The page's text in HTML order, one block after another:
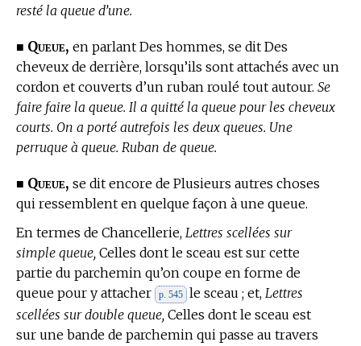
resté la queue d’une.
■ Queue, en parlant Des hommes, se dit Des
cheveux de derrière, lorsqu’ils sont attachés avec un
cordon et couverts d’un ruban roulé tout autour. Se
faire faire la queue. Il a quitté la queue pour les cheveux
courts. On a porté autrefois les deux queues. Une
perruque à queue. Ruban de queue.
■ Queue, se dit encore de Plusieurs autres choses
qui ressemblent en quelque façon à une queue.
En termes de Chancellerie, Lettres scellées sur
simple queue, Celles dont le sceau est sur cette
partie du parchemin qu’on coupe en forme de
queue pour y attacher
p. 545 le sceau ; et, Lettres
scellées sur double queue, Celles dont le sceau est
sur une bande de parchemin qui passe au travers